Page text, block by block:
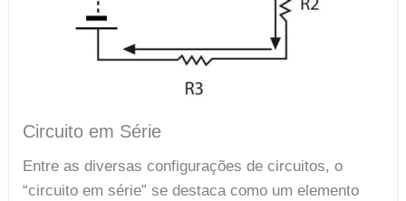
Circuito em Série
Entre as diversas configurações de circuitos, o
“circuito em série” se destaca como um elemento